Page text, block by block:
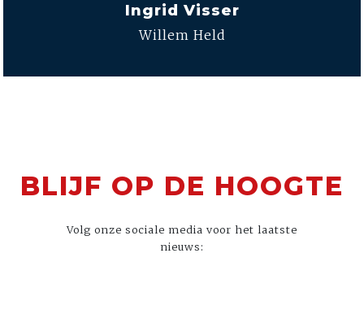
Ingrid Visser
Willem Held
BLIJF OP DE HOOGTE
Volg onze sociale media voor het laatste
nieuws: